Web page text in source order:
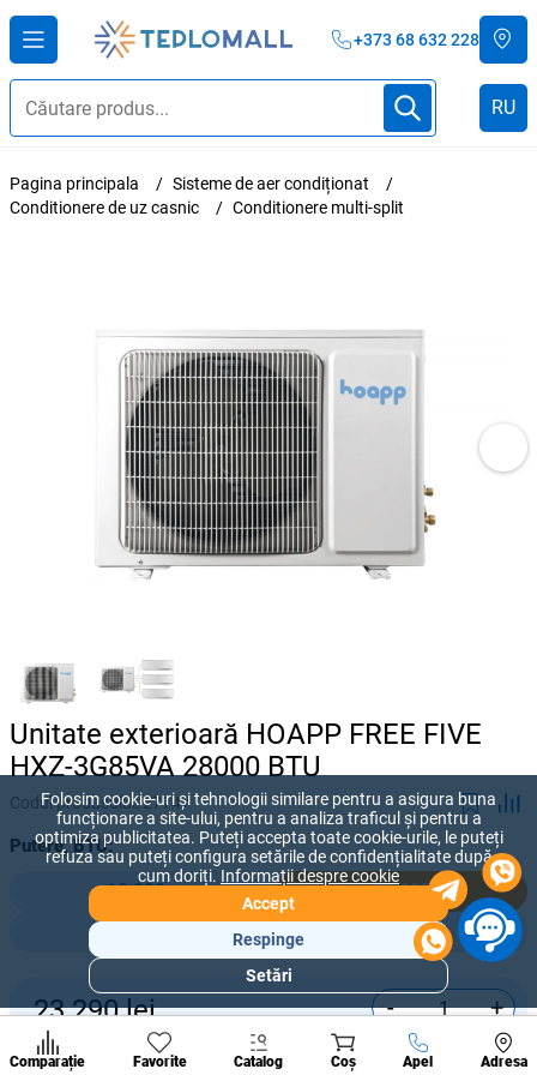
+373 68 632 228
RU
Pagina principala
Sisteme de aer condiționat
Conditionere de uz casnic
Conditionere multi-split
Unitate exterioară HOAPP FREE FIVE
HXZ-3G85VA 28000 BTU
Codul produsului:27747
Putere, BTU:
18 000
28 000
42 000
23 290lei - +
Cumpără acum
Comparație Favorite Catalog Coș Apel Adresa
A suna
Secțiuni
populare
de
Folosim cookie-uri și tehnologii similare pentru a asigura buna
funcționare a site-ului, pentru a analiza traficul și pentru a
optimiza publicitatea. Puteți accepta toate cookie-urile, le puteți
refuza sau puteți configura setările de confidențialitate după
cum doriți. Informații despre cookie
Accept
Respinge
Setări